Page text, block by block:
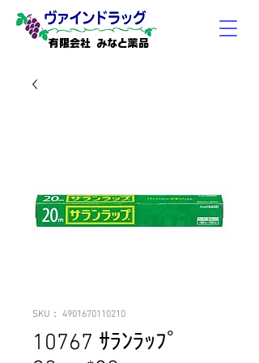
有限会社 みなと薬品
SKU： 4901670110210
10767 ｻﾗﾝﾗｯﾌﾟ